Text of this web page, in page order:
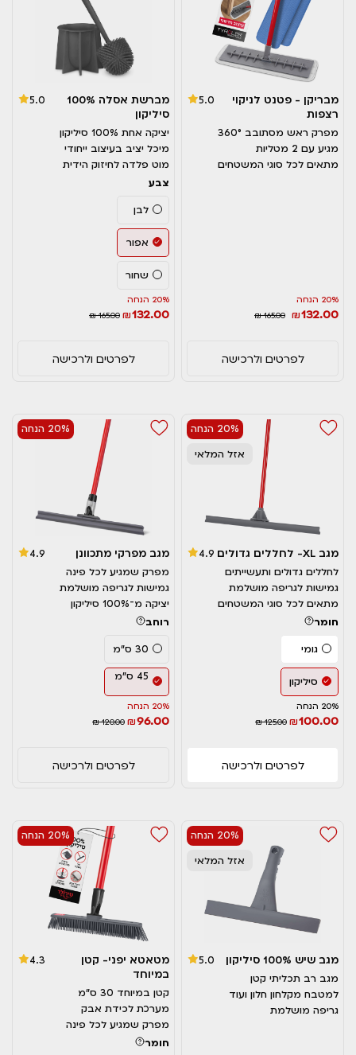
מבריקן - פטנט לניקוי
רצפות
5.0
מפרק ראש מסתובב 360°
מגיע עם 2 מטליות
מתאים לכל סוגי המשטחים
20% הנחה
₪132.00
₪ 165.00
לפרטים ולרכישה
מברשת אסלה 100%
סיליקון
5.0
יציקה אחת 100% סיליקון
מיכל יציב בעיצוב ייחודי
מוט פלדה לחיזוק הידית
צבע
לבן
אפור
שחור
20% הנחה
₪132.00
₪ 165.00
לפרטים ולרכישה
20% הנחה
אזל המלאי
מגב XL- לחללים גדולים
4.9
לחללים גדולים ותעשייתים
גמישות לגריפה מושלמת
מתאים לכל סוגי המשטחים
חומר
גומי
סיליקון
20% הנחה
₪100.00
₪ 125.00
לפרטים ולרכישה
20% הנחה
מגב מפרקי מתכוונן
4.9
מפרק שמגיע לכל פינה
גמישות לגריפה מושלמת
יציקה מ־100% סיליקון
רוחב
30 ס"מ
45 ס"מ
20% הנחה
₪96.00
₪ 120.00
לפרטים ולרכישה
20% הנחה
אזל המלאי
מגב שיש 100% סיליקון
5.0
מגב רב תכליתי קטן
למטבח מקלחון חלון ועוד
גריפה מושלמת
20% הנחה
מטאטא יפני- קטן
במיוחד
4.3
קטן במיוחד 30 ס"מ
מערכת לכידת אבק
מפרק שמגיע לכל פינה
חומר